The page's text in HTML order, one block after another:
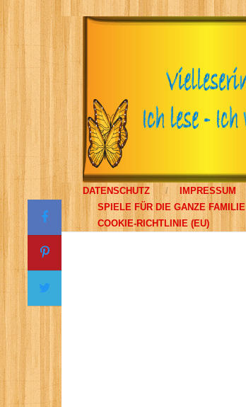
DATENSCHUTZ IMPRESSUM
SPIELE FÜR DIE GANZE FAMILIE
COOKIE-RICHTLINIE (EU)